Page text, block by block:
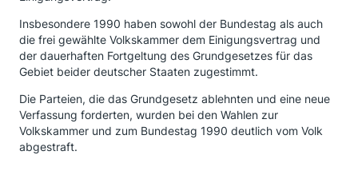
Insbesondere 1990 haben sowohl der Bundestag als auch
die frei gewählte Volkskammer dem Einigungsvertrag und
der dauerhaften Fortgeltung des Grundgesetzes für das
Gebiet beider deutscher Staaten zugestimmt.
Die Parteien, die das Grundgesetz ablehnten und eine neue
Verfassung forderten, wurden bei den Wahlen zur
Volkskammer und zum Bundestag 1990 deutlich vom Volk
abgestraft.